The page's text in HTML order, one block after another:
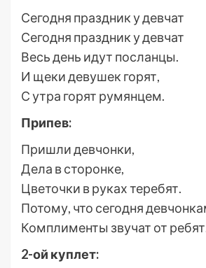
Сегодня праздник у девчат
Сегодня праздник у девчат
Весь день идут посланцы.
И щеки девушек горят,
С утра горят румянцем.
Припев:
Пришли девчонки,
Дела в сторонке,
Цветочки в руках теребят.
Потому, что сегодня
Комплименты звучат от
2-ой куплет: